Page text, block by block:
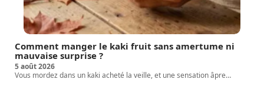
Comment manger le kaki fruit sans amertume ni
mauvaise surprise ?
5 août 2026
Vous mordez dans un kaki acheté la veille, et une sensation âpre…